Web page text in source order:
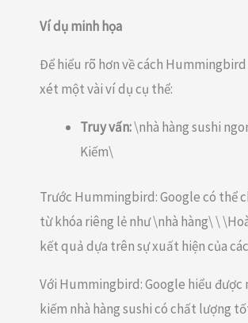
Ví dụ minh họa
Để hiểu rõ hơn về cách
xét một vài ví dụ cụ thể:
Truy vấn:\nhà hàng sushi
Kiếm\
Trước Hummingbird: Google có thể
từ khóa riêng lẻ như \nhà hàng\ \
kết quả dựa trên sự xuất hiện của
Với Hummingbird: Google hiểu
kiếm nhà hàng sushi có chất lượng